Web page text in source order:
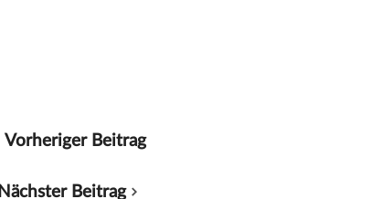
Vorheriger Beitrag
Nächster Beitrag